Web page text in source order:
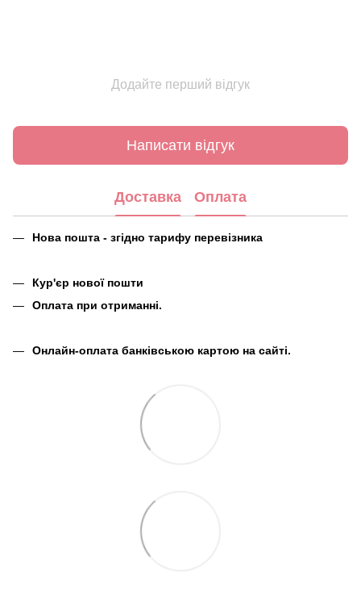
Додайте перший відгук
Написати відгук
Доставка Оплата
Нова пошта - згідно тарифу перевізника
Кур'єр нової пошти
Оплата при отриманні.
Онлайн-оплата банківською картою на сайті.